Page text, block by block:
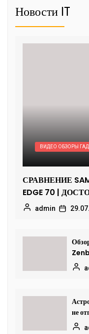
Новости IT
ВИДЕО ОБЗОРЫ
СРАВНЕНИЕ
EDGE 70 |
admin
не
к